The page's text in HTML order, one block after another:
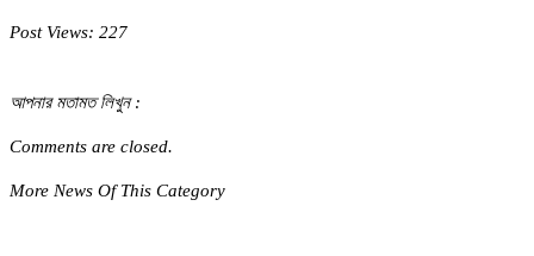
Post Views: 227
আপনার মতামত লিখুন :
Comments are closed.
More News Of This Category